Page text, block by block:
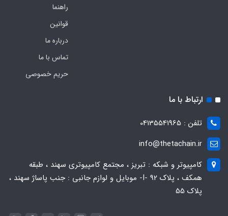
راهنما
قوانین
درباره ما
تماس با ما
حریم خصوصی
ارتباط با ما
تلفن : 04135541965
info@thetachain.ir
کامپیوتر و شبکه : تبریز ، مجتمع کامپیوتری سهند ، طبقه
همکف ، پلاک 92 -I- موبایل و لوازم جانبی : جنب پاساژ سهند ،
پلاک 55